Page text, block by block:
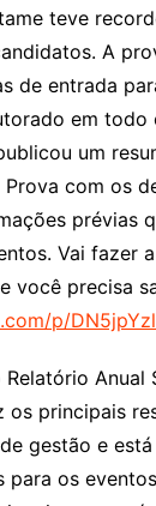
teve
A
de entrada
em todo
um
com os
prévias
Vai fazer
você precisa
p/
Anual
os principais
gestão e está
para os